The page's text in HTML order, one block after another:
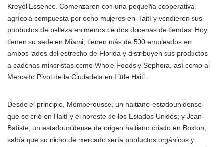
Kreyòl Essence. Comenzaron con una pequeña cooperativa
agrícola compuesta por ocho mujeres en Haití y vendieron sus
productos de belleza en menos de dos docenas de tiendas. Hoy
tienen su sede en Miami, tienen más de 500 empleados en
ambos lados del estrecho de Florida y distribuyen sus productos
a cadenas minoristas como Whole Foods y Sephora, así como al
Mercado Pivot de la Ciudadela en Little Haiti .
Desde el principio, Momperousse, un haitiano-estadounidense
que se crió en Haití y el noreste de los Estados Unidos; y Jean-
Batiste, un estadounidense de origen haitiano criado en Boston,
sabía que su nicho de mercado sería productos orgánicos y